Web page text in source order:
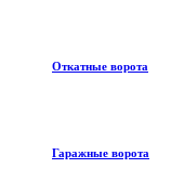
Откатные ворота
Гаражные ворота